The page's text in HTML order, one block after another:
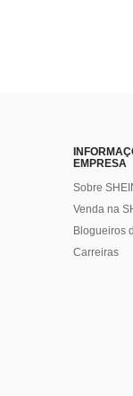
EMPRESA
Sobre
Venda na
Blogueiros
Carreiras